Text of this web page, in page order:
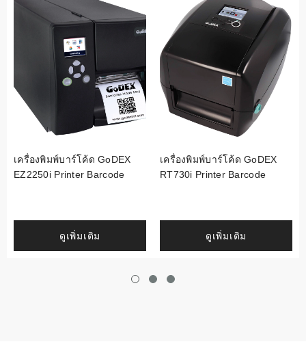
เครื่องพิมพ์บาร์โค้ด GoDEX
EZ2250i Printer Barcode
ดูเพิ่มเติม
เครื่องพิมพ์บาร์โค้ด GoDEX
RT730i Printer Barcode
ดูเพิ่มเติม